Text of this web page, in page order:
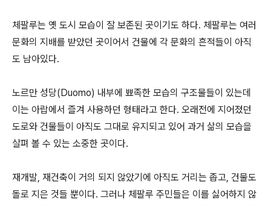
체팔루는 옛 도시 모습이 잘 보존된 곳이기도 하다. 체팔루는 여러
문화의 지배를 받았던 곳이어서 건물에 각 문화의 흔적들이 아직
도 남아있다.
노르만 성당(Duomo) 내부에 뾰족한 모습의 구조물들이 있는데
이는 아랍에서 즐겨 사용하던 형태라고 한다. 오래전에 지어졌던
도로와 건물들이 아직도 그대로 유지되고 있어 과거 삶의 모습을
살펴 볼 수 있는 소중한 곳이다.
재개발, 재건축이 거의 되지 않았기에 아직도 거리는 좁고, 건물도
돌로 지은 것들 뿐이다. 그러나 체팔루 주민들은 이를 싫어하지 않